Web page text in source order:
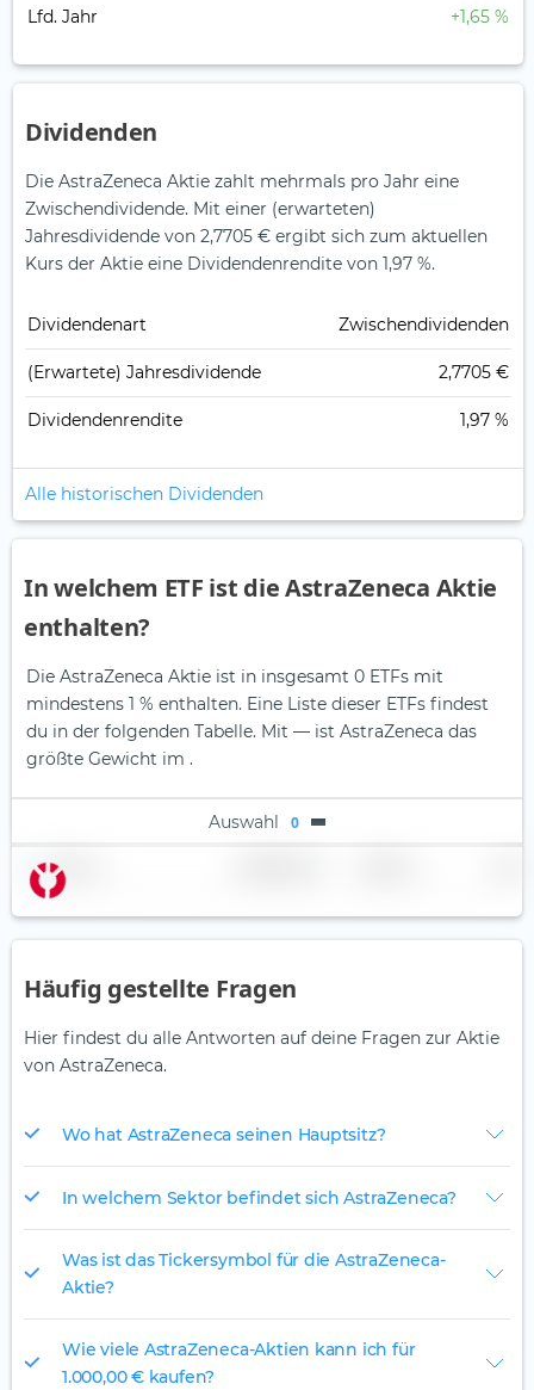
Lfd. Jahr +1,65 %
Dividenden
Die AstraZeneca Aktie zahlt mehrmals pro Jahr eine
Zwischendividende. Mit einer (erwarteten)
Jahresdividende von 2,7705 € ergibt sich zum aktuellen
Kurs der Aktie eine Dividendenrendite von 1,97 %.
Dividendenart Zwischendividenden
(Erwartete) Jahresdividende 2,7705 €
Dividendenrendite 1,97 %
Alle historischen Dividenden
In welchem ETF ist die AstraZeneca Aktie
enthalten?
Die AstraZeneca Aktie ist in insgesamt 0 ETFs mit
mindestens 1 % enthalten. Eine Liste dieser ETFs findest
du in der folgenden Tabelle. Mit — ist AstraZeneca das
größte Gewicht im .
Auswahl 0
Name
Häufig gestellte Fragen
Hier findest du alle Antworten auf deine Fragen zur Aktie
von AstraZeneca.
Wo hat AstraZeneca seinen Hauptsitz?
In welchem Sektor befindet sich AstraZeneca?
Was ist das Tickersymbol für die AstraZeneca-
Aktie?
Wie viele AstraZeneca-Aktien kann ich für
1.000,00 € kaufen?